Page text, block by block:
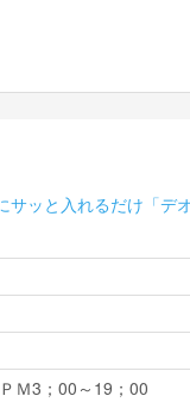
ッと入れるだけ「デ
3；00～19；00